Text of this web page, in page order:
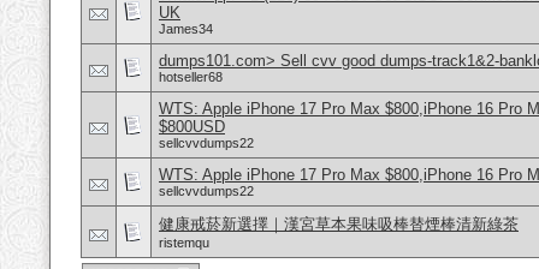
UK
James34
dumps101.com> Sell cvv good dumps-track1&2-
hotseller68
WTS: Apple iPhone 17 Pro Max $800,iPhone 16 Pro
$800USD
sellcvvdumps22
WTS: Apple iPhone 17 Pro Max $800,iPhone 16 Pro
sellcvvdumps22
健康戒菸新選擇｜漢宮草本果味吸棒替煙棒清新綠茶
ristemqu